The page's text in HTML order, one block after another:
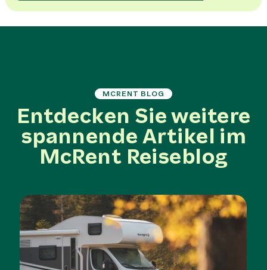
MCRENT BLOG
Entdecken Sie weitere
spannende Artikel im
McRent Reiseblog